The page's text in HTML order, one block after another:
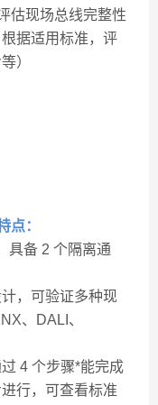
估现场总线完整性
据适用标准，评
）
点：
具备 2 个隔离通
，可验证多种现
、DALI、
4 个步骤*能完成
行，可查看标准